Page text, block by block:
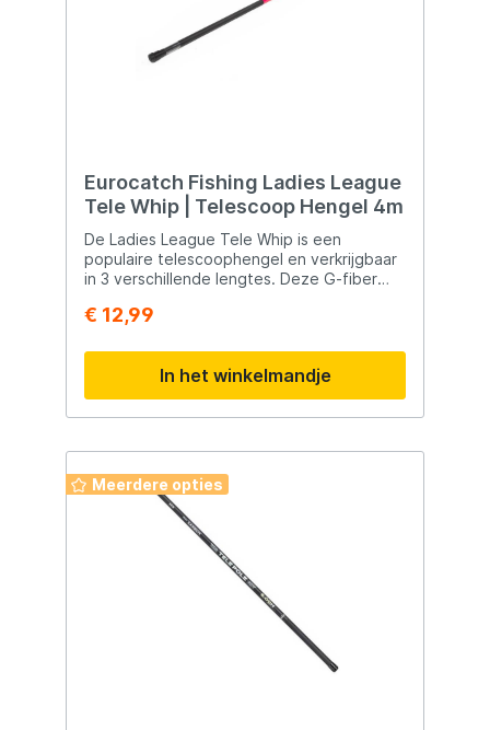
te nemen in de auto, zodat je altijd klaar
bent als de vissen bijten.Molenhouder:
VSSGeleideogen: Seaguide® SXOHLSG
Eurocatch Fishing Ladies League
Tele Whip | Telescoop Hengel 4m
De Ladies League Tele Whip is een
populaire telescoophengel en verkrijgbaar
in 3 verschillende lengtes. Deze G-fiber
kwaliteit en ze zijn nagenoeg onbreekbaar.
€ 12,99
In het winkelmandje
Meerdere opties